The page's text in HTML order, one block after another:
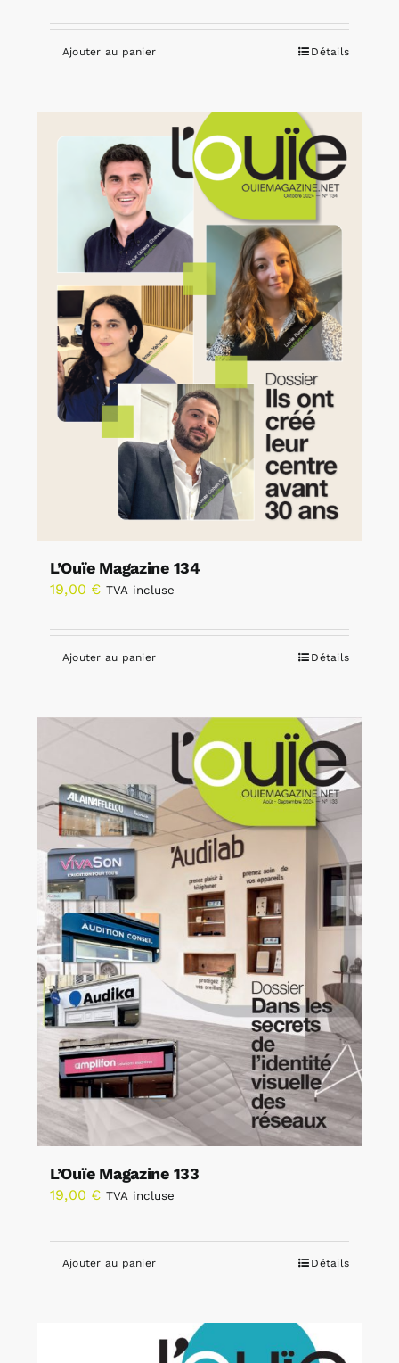
Ajouter au panier Détails
L’Ouïe Magazine 134
19,00 € TVA incluse
Ajouter au panier Détails
L’Ouïe Magazine 133
19,00 € TVA incluse
Ajouter au panier Détails